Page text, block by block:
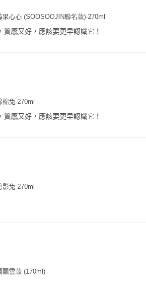
心心 (SOOSOOJIN聯名款)-270ml
質感又好，應該要更早認識它！
兔-270ml
質感又好，應該要更早認識它！
兔-270ml
飄雲款 (170ml)